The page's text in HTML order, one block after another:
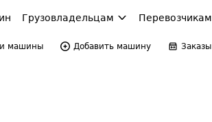
Грузовладельцам Перевозчикам
машины Добавить машину Заказы